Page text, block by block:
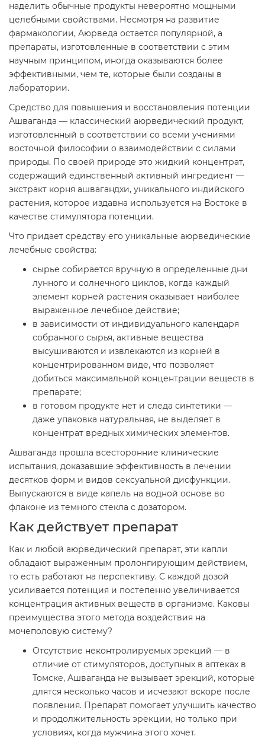
наделить обычные продукты невероятно мощными
целебными свойствами. Несмотря на развитие
фармакологии, Аюрведа остается популярной, а
препараты, изготовленные в соответствии с этим
научным принципом, иногда оказываются более
эффективными, чем те, которые были созданы в
лаборатории.
Средство для повышения и восстановления потенции
Ашваганда — классический аюрведический продукт,
изготовленный в соответствии со всеми учениями
восточной философии о взаимодействии с силами
природы. По своей природе это жидкий концентрат,
содержащий единственный активный ингредиент —
экстракт корня ашвагандхи, уникального индийского
растения, которое издавна используется на Востоке в
качестве стимулятора потенции.
Что придает средству его уникальные аюрведические
лечебные свойства:
сырье собирается вручную в определенные дни
лунного и солнечного циклов, когда каждый
элемент корней растения оказывает наиболее
выраженное лечебное действие;
в зависимости от индивидуального календаря
собранного сырья, активные вещества
высушиваются и извлекаются из корней в
концентрированном виде, что позволяет
добиться максимальной концентрации веществ в
препарате;
в готовом продукте нет и следа синтетики —
даже упаковка натуральная, не выделяет в
концентрат вредных химических элементов.
Ашваганда прошла всесторонние клинические
испытания, доказавшие эффективность в лечении
десятков форм и видов сексуальной дисфункции.
Выпускаются в виде капель на водной основе во
флаконе из темного стекла с дозатором.
Как действует препарат
Как и любой аюрведический препарат, эти капли
обладают выраженным пролонгирующим действием,
то есть работают на перспективу. С каждой дозой
усиливается потенция и постепенно увеличивается
концентрация активных веществ в организме. Каковы
преимущества этого метода воздействия на
мочеполовую систему?
Отсутствие неконтролируемых эрекций — в
отличие от стимуляторов, доступных в аптеках в
Томске, Ашваганда не вызывает эрекций, которые
длятся несколько часов и исчезают вскоре после
появления. Препарат помогает улучшить качество
и продолжительность эрекции, но только при
условиях, когда мужчина этого хочет.